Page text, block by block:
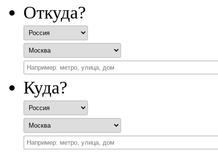
Откуда?
Куда?